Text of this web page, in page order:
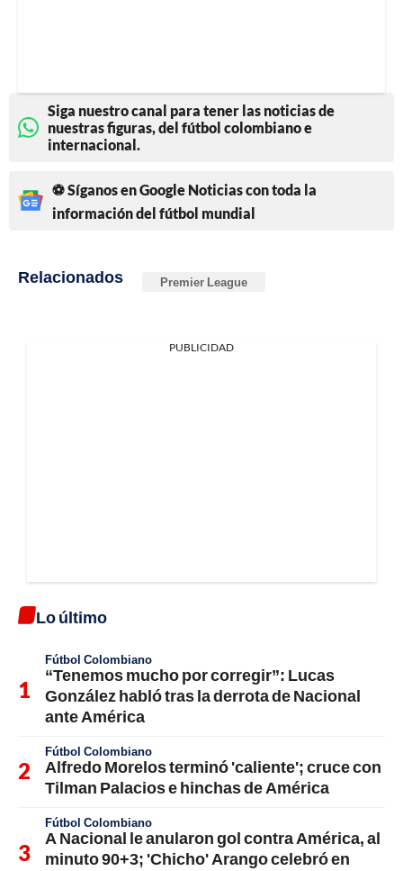
Siga nuestro canal para tener las noticias de
nuestras figuras, del fútbol colombiano e
internacional.
⚽ Síganos en Google Noticias con toda la
información del fútbol mundial
Relacionados Premier League
PUBLICIDAD
Lo último
Fútbol Colombiano
“Tenemos mucho por corregir”: Lucas
González habló tras la derrota de Nacional
ante América
Fútbol Colombiano
Alfredo Morelos terminó 'caliente'; cruce con
Tilman Palacios e hinchas de América
Fútbol Colombiano
A Nacional le anularon gol contra América, al
minuto 90+3; 'Chicho' Arango celebró en